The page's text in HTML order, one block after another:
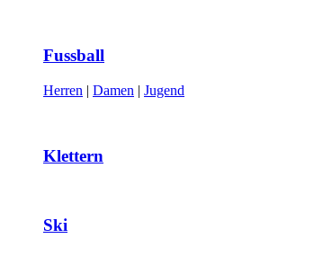
Fussball
Herren | Damen | Jugend
Klettern
Ski